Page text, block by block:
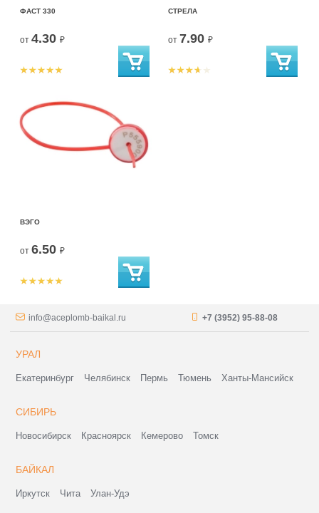
ФАСТ 330
от 4.30 ₽
СТРЕЛА
от 7.90 ₽
ВЭГО
от 6.50 ₽
info@aceplomb-baikal.ru +7 (3952) 95-88-08
УРАЛ
Екатеринбург Челябинск Пермь Тюмень Ханты-Мансийск
СИБИРЬ
Новосибирск Красноярск Кемерово Томск
БАЙКАЛ
Иркутск Чита Улан-Удэ